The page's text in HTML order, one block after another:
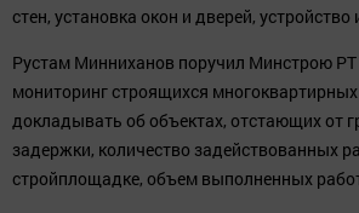
стен, установка окон и дверей,
Рустам Минниханов поручил Минстрою РТ
мониторинг строящихся
докладывать об объектах, отстающих от
задержки, количество задействованных
стройплощадке, объем выполненных